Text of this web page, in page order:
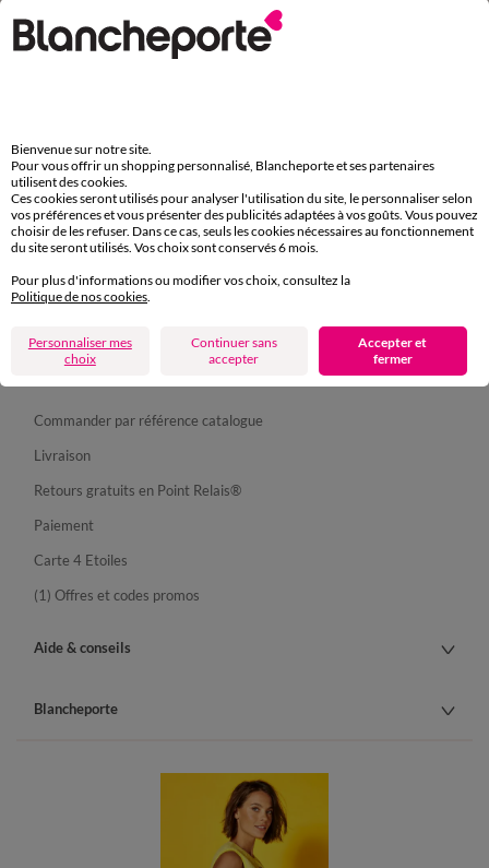
Suivez-nous
Commander par référence catalogue
Livraison
Retours gratuits en Point Relais®
Paiement
Carte 4 Etoiles
(1) Offres et codes promos
Aide & conseils
Blancheporte
Bienvenue sur notre site.
Pour vous offrir un shopping personnalisé, Blancheporte et ses partenaires
utilisent des cookies.
Ces cookies seront utilisés pour analyser l'utilisation du site, le personnaliser selon
vos préférences et vous présenter des publicités adaptées à vos goûts. Vous pouvez
choisir de les refuser. Dans ce cas, seuls les cookies nécessaires au fonctionnement
du site seront utilisés. Vos choix sont conservés 6 mois.
Pour plus d'informations ou modifier vos choix, consultez la
Politique de nos cookies
Personnaliser mes
choix
Continuer sans
accepter
Accepter et
fermer